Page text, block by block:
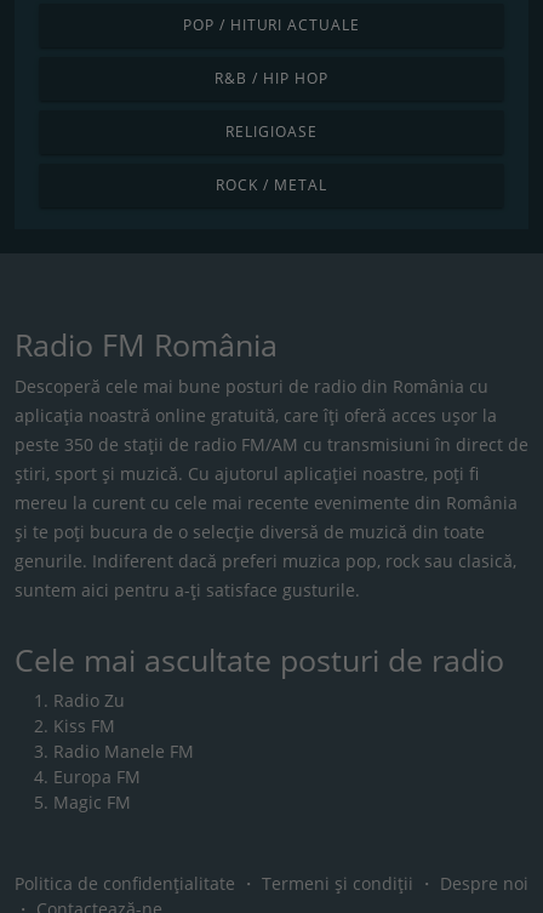
POP / HITURI ACTUALE
R&B / HIP HOP
RELIGIOASE
ROCK / METAL
Radio FM România
Descoperă cele mai bune posturi de radio din România cu
aplicația noastră online gratuită, care îți oferă acces ușor la
peste 350 de stații de radio FM/AM cu transmisiuni în direct de
știri, sport și muzică. Cu ajutorul aplicației noastre, poți fi
mereu la curent cu cele mai recente evenimente din România
și te poți bucura de o selecție diversă de muzică din toate
genurile. Indiferent dacă preferi muzica pop, rock sau clasică,
suntem aici pentru a-ți satisface gusturile.
Cele mai ascultate posturi de radio
Radio Zu
Kiss FM
Radio Manele FM
Europa FM
Magic FM
Politica de confidențialitate ・ Termeni și condiții ・ Despre noi